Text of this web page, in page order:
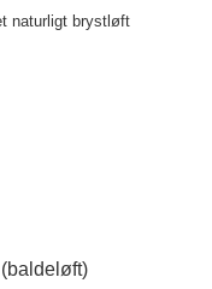
naturligt brystløft